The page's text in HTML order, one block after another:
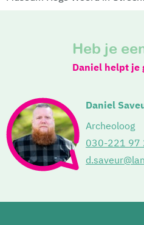
Heb je
Daniel helpt je
Daniel
Archeoloog
030-221 97